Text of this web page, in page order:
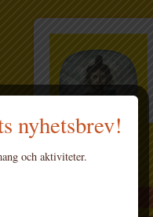
nyhetsbrev!
och aktiviteter.